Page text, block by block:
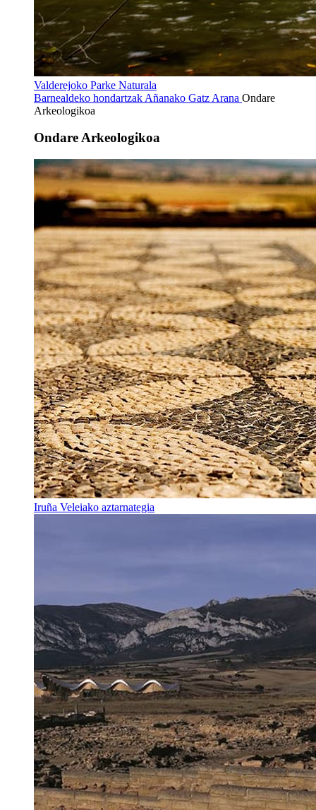
Valderejoko Parke Naturala
Barnealdeko hondartzak Añanako Gatz Arana Ondare
Arkeologikoa
Ondare Arkeologikoa
Iruña Veleiako aztarnategia